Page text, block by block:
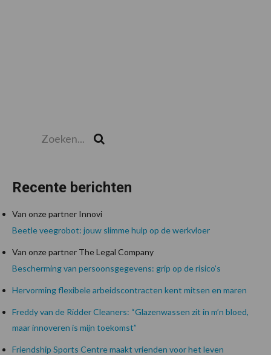
Recente berichten
Van onze partner Innovi
Beetle veegrobot: jouw slimme hulp op de werkvloer
Van onze partner The Legal Company
Bescherming van persoonsgegevens: grip op de risico’s
Hervorming flexibele arbeidscontracten kent mitsen en maren
Freddy van de Ridder Cleaners: “Glazenwassen zit in m’n bloed,
maar innoveren is mijn toekomst”
Friendship Sports Centre maakt vrienden voor het leven